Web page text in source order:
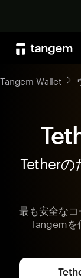
Tangem Wallet
Tetherの
最も安全な
Tangemを